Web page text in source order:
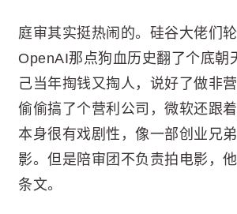
庭审其实挺热闹的。硅谷大佬们轮
OpenAI那点狗血历史翻了个底朝
己当年掏钱又掏人，说好了做非
偷偷搞了个营利公司，微软还跟
本身很有戏剧性，像一部创业兄
影。但是陪审团不负责拍电影，
条文。